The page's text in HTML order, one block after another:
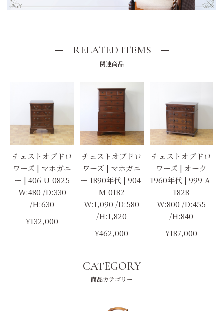
RELATED ITEMS
関連商品
チェストオブドロ
ワーズ | マホガニ
ー | 406-U-0825
W:480 /D:330
/H:630
¥132,000
チェストオブドロ
ワーズ | マホガニ
ー 1890年代 | 904-
M-0182
W:1,090 /D:580
/H:1,820
¥462,000
チェストオブドロ
ワーズ | オーク
1960年代 | 999-A-
1828
W:800 /D:455
/H:840
¥187,000
CATEGORY
商品カテゴリー